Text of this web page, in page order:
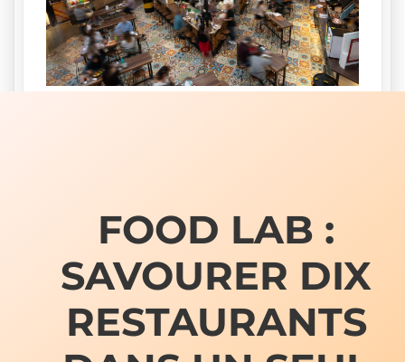
FOOD LAB :
SAVOURER DIX
RESTAURANTS